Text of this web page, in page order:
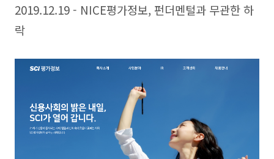
2019.12.19 - NICE평가정보, 펀더멘털과 무관한 하
락